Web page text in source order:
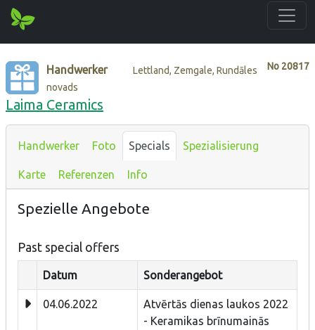
No 20817
Handwerker
Lettland, Zemgale, Rundāles
novads
Laima Ceramics
Handwerker Foto Specials Spezialisierung
Karte Referenzen Info
Spezielle Angebote
Past special offers
Datum Sonderangebot
04.06.2022
Atvērtās dienas laukos 2022
- Keramikas brīnumainās